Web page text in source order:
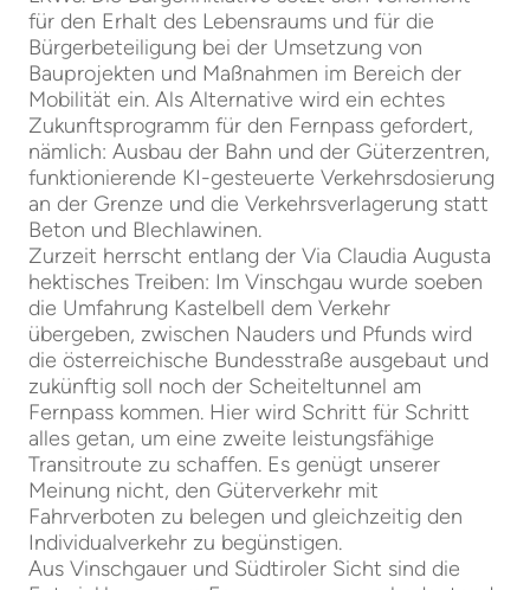
für den Erhalt des Lebensraums und für die
Bürgerbeteiligung bei der Umsetzung von
Bauprojekten und Maßnahmen im Bereich der
Mobilität ein. Als Alternative wird ein echtes
Zukunftsprogramm für den Fernpass gefordert,
nämlich: Ausbau der Bahn und der Güterzentren,
funktionierende KI-gesteuerte Verkehrsdosierung
an der Grenze und die Verkehrsverlagerung statt
Beton und Blechlawinen.
Zurzeit herrscht entlang der Via Claudia Augusta
hektisches Treiben: Im Vinschgau wurde soeben
die Umfahrung Kastelbell dem Verkehr
übergeben, zwischen Nauders und Pfunds wird
die österreichische Bundesstraße ausgebaut und
zukünftig soll noch der Scheiteltunnel am
Fernpass kommen. Hier wird Schritt für Schritt
alles getan, um eine zweite leistungsfähige
Transitroute zu schaffen. Es genügt unserer
Meinung nicht, den Güterverkehr mit
Fahrverboten zu belegen und gleichzeitig den
Individualverkehr zu begünstigen.
Aus Vinschgauer und Südtiroler Sicht sind die